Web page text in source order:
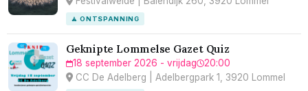
🧘 ONTSPANNING
Geknipte Lommelse Gazet Quiz
18 september 2026 - vrijdag
20:00
CC De Adelberg | Adelbergpark 1, 3920 Lommel